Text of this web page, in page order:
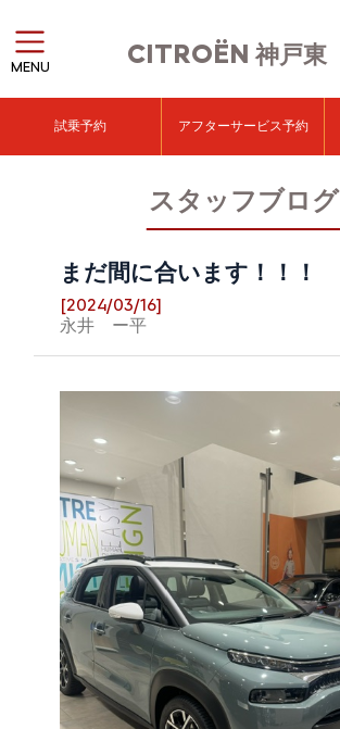
CITROËN神戸東
MENU
試乗予約 アフターサービス予約
スタッフブログ
まだ間に合います！！！
[2024/03/16]
永井 ー平